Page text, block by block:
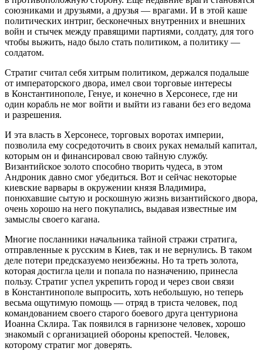
союзниками и друзьями, а друзья — врагами. И в этой каше
политических интриг, бесконечных внутренних и внешних
войн и стычек между правящими партиями, солдату, для того
чтобы выжить, надо было стать политиком, а политику —
солдатом.
Стратиг считал себя хитрым политиком, держался подальше
от императорского двора, имел свои торговые интересы
в Константинополе, Генуе, и конечно в Херсонесе, где ни
один корабль не мог войти и выйти из гавани без его ведома
и разрешения.
И эта власть в Херсонесе, торговых воротах империи,
позволила ему сосредоточить в своих руках немалый капитал,
которым он и финансировал свою тайную службу.
Византийское золото способно творить чудеса, в этом
Андроник давно смог убедиться. Вот и сейчас некоторые
киевские варвары в окружении князя Владимира,
понюхавшие сытую и роскошную жизнь византийского двора,
очень хорошо на него покупались, выдавая известные им
замыслы своего кагана.
Многие посланники начальника тайной стражи стратига,
отправленные к русским в Киев, так и не вернулись. В таком
деле потери предсказуемо неизбежны. Но та треть золота,
которая достигла цели и попала по назначению, принесла
пользу. Стратиг успел укрепить город и через свои связи
в Константинополе выпросить, хоть небольшую, но теперь
весьма ощутимую помощь — отряд в триста человек, под
командованием своего старого боевого друга центуриона
Иоанна Склира. Так появился в гарнизоне человек, хорошо
знакомый с организацией обороны крепостей. Человек,
которому стратиг мог доверять.